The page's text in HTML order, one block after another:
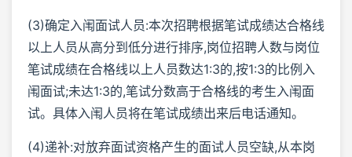
(3)确定入闱面试人员:本次招聘根据笔试成绩达合格线
以上人员从高分到低分进行排序,岗位招聘人数与岗位
笔试成绩在合格线以上人员数达1:3的,按1:3的比例入
闱面试;未达1:3的,笔试分数高于合格线的考生入闱面
试。具体入闱人员将在笔试成绩出来后电话通知。
(4)递补:对放弃面试资格产生的面试人员空缺,从本岗